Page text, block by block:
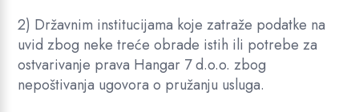
2) Državnim institucijama koje zatraže podatke na
uvid zbog neke treće obrade istih ili potrebe za
ostvarivanje prava Hangar 7 d.o.o. zbog
nepoštivanja ugovora o pružanju usluga.